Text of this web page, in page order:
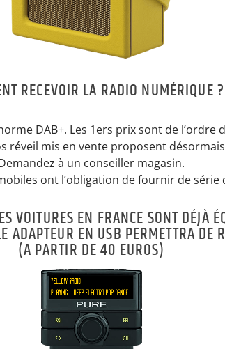
RECEVOIR LA RADIO NUMÉRIQUE ?
DAB+. Les 1ers prix sont de
réveil mis en vente proposent
à un conseiller magasin.
ont l’obligation de fournir de série
VOITURES EN FRANCE SONT DÉJÀ
ADAPTEUR EN USB PERMETTRA DE
(A PARTIR DE 40 EUROS)